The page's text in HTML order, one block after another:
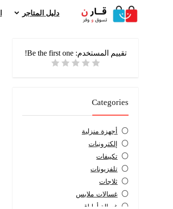
دليل المتاجر
تقييم المستخدم:Be the first one!
Categories
أجهزة منزلية
إلكترونيات
تكييفات
تلفزيونات
ثلاجات
غسالات ملابس
غسالة أطباق